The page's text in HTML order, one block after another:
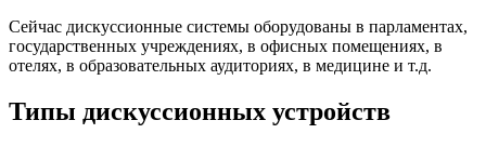
Сейчас дискуссионные системы оборудованы в парламентах,
государственных учреждениях, в офисных помещениях, в
отелях, в образовательных аудиториях, в медицине и т.д.
Типы дискуссионных устройств